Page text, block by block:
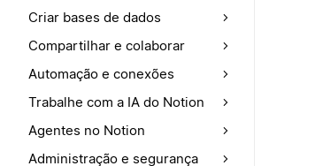
Criar bases de dados
Compartilhar e colaborar
Automação e conexões
Trabalhe com a IA do Notion
Agentes no Notion
Administração e segurança